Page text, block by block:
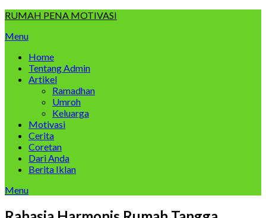
Skip
content
RUMAH PENA MOTIVASI
Menu
Home
Tentang Admin
Artikel
Ramadhan
Umroh
Keluarga
Motivasi
Cerita
Coretan
Dari Anda
Berita Iklan
Menu